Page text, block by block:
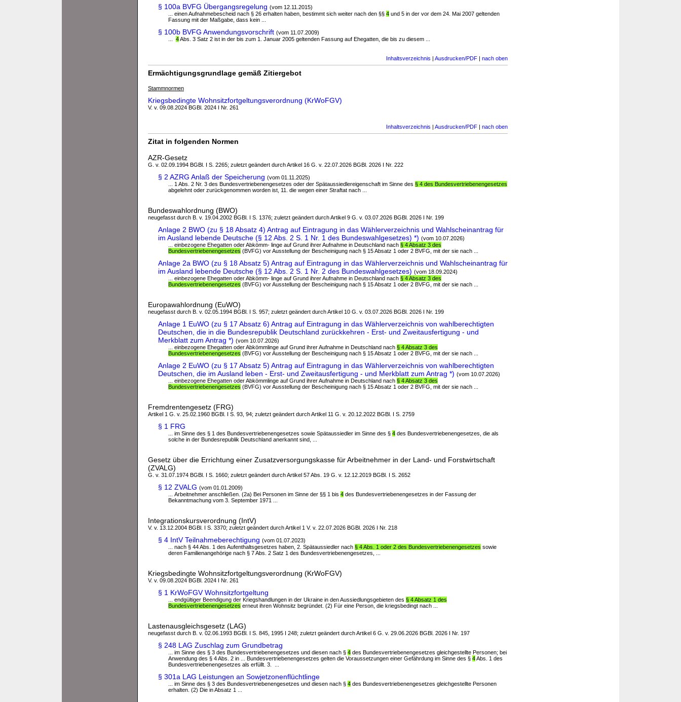
§ 100a BVFG Übergangsregelung (vom 12.11.2015)
... einen Aufnahmebescheid nach § 26 erhalten haben, bestimmt sich weiter nach den §§ 4 und 5 in der vor dem 24. Mai 2007 geltenden
Fassung mit der Maßgabe, dass kein ...
§ 100b BVFG Anwendungsvorschrift (vom 11.07.2009)
4Abs. 3 Satz 2 ist in der bis zum 1. Januar 2005 geltenden Fassung auf Ehegatten, die bis zu diesem ...
Inhaltsverzeichnis | Ausdrucken/PDF | nach oben
Ermächtigungsgrundlage gemäß Zitiergebot
Stammnormen
Kriegsbedingte Wohnsitzfortgeltungsverordnung (KrWoFGV)
V. v. 09.08.2024 BGBl. 2024 I Nr. 261
Inhaltsverzeichnis | Ausdrucken/PDF | nach oben
Zitat in folgenden Normen
AZR-Gesetz
G. v. 02.09.1994 BGBl. I S. 2265; zuletzt geändert durch Artikel 16 G. v. 22.07.2026 BGBl. 2026 I Nr. 222
§ 2 AZRG Anlaß der Speicherung (vom 01.11.2025)
... 1 Abs. 2 Nr. 3 des Bundesvertriebenengesetzes oder der Spätaussiedlereigenschaft im Sinne des § 4 des Bundesvertriebenengesetzes
abgelehnt oder zurückgenommen worden ist, 11. die wegen einer Straftat nach ...
Bundeswahlordnung (BWO)
neugefasst durch B. v. 19.04.2002 BGBl. I S. 1376; zuletzt geändert durch Artikel 9 G. v. 03.07.2026 BGBl. 2026 I Nr. 199
Anlage 2 BWO (zu § 18 Absatz 4) Antrag auf Eintragung in das Wählerverzeichnis und Wahlscheinantrag für
im Ausland lebende Deutsche (§ 12 Abs. 2 S. 1 Nr. 1 des Bundeswahlgesetzes) *) (vom 10.07.2026)
... einbezogene Ehegatten oder Abkömm- linge auf Grund ihrer Aufnahme in Deutschland nach § 4 Absatz 3 des
Bundesvertriebenengesetzes (BVFG) vor Ausstellung der Bescheinigung nach § 15 Absatz 1 oder 2 BVFG, mit der sie nach ...
Anlage 2a BWO (zu § 18 Absatz 5) Antrag auf Eintragung in das Wählerverzeichnis und Wahlscheinantrag für
im Ausland lebende Deutsche (§ 12 Abs. 2 S. 1 Nr. 2 des Bundeswahlgesetzes) (vom 18.09.2024)
... einbezogene Ehegatten oder Abkömm- linge auf Grund ihrer Aufnahme in Deutschland nach § 4 Absatz 3 des
Bundesvertriebenengesetzes (BVFG) vor Ausstellung der Bescheinigung nach § 15 Absatz 1 oder 2 BVFG, mit der sie nach ...
Europawahlordnung (EuWO)
neugefasst durch B. v. 02.05.1994 BGBl. I S. 957; zuletzt geändert durch Artikel 10 G. v. 03.07.2026 BGBl. 2026 I Nr. 199
Anlage 1 EuWO (zu § 17 Absatz 6) Antrag auf Eintragung in das Wählerverzeichnis von wahlberechtigten
Deutschen, die in die Bundesrepublik Deutschland zurückkehren - Erst- und Zweitausfertigung - und
Merkblatt zum Antrag *) (vom 10.07.2026)
... einbezogene Ehegatten oder Abkömmlinge auf Grund ihrer Aufnahme in Deutschland nach § 4 Absatz 3 des
Bundesvertriebenengesetzes (BVFG) vor Ausstellung der Bescheinigung nach § 15 Absatz 1 oder 2 BVFG, mit der sie nach ...
Anlage 2 EuWO (zu § 17 Absatz 5) Antrag auf Eintragung in das Wählerverzeichnis von wahlberechtigten
Deutschen, die im Ausland leben - Erst- und Zweitausfertigung - und Merkblatt zum Antrag *) (vom 10.07.2026)
... einbezogene Ehegatten oder Abkömmlinge auf Grund ihrer Aufnahme in Deutschland nach § 4 Absatz 3 des
Bundesvertriebenengesetzes (BVFG) vor Ausstellung der Bescheinigung nach § 15 Absatz 1 oder 2 BVFG, mit der sie nach ...
Fremdrentengesetz (FRG)
Artikel 1 G. v. 25.02.1960 BGBl. I S. 93, 94; zuletzt geändert durch Artikel 11 G. v. 20.12.2022 BGBl. I S. 2759
§ 1 FRG
... im Sinne des § 1 des Bundesvertriebenengesetzes sowie Spätaussiedler im Sinne des § 4 des Bundesvertriebenengesetzes, die als
solche in der Bundesrepublik Deutschland anerkannt sind, ...
Gesetz über die Errichtung einer Zusatzversorgungskasse für Arbeitnehmer in der Land- und Forstwirtschaft
(ZVALG)
G. v. 31.07.1974 BGBl. I S. 1660; zuletzt geändert durch Artikel 57 Abs. 19 G. v. 12.12.2019 BGBl. I S. 2652
§ 12 ZVALG (vom 01.01.2009)
... Arbeitnehmer anschließen. (2a) Bei Personen im Sinne der §§ 1 bis 4 des Bundesvertriebenengesetzes in der Fassung der
Bekanntmachung vom 3. September 1971 ...
Integrationskursverordnung (IntV)
V. v. 13.12.2004 BGBl. I S. 3370; zuletzt geändert durch Artikel 1 V. v. 22.07.2026 BGBl. 2026 I Nr. 218
§ 4 IntV Teilnahmeberechtigung (vom 01.07.2023)
... nach § 44 Abs. 1 des Aufenthaltsgesetzes haben, 2. Spätaussiedler nach § 4 Abs. 1 oder 2 des Bundesvertriebenengesetzes sowie
deren Familienangehörige nach § 7 Abs. 2 Satz 1 des Bundesvertriebenengesetzes, ...
Kriegsbedingte Wohnsitzfortgeltungsverordnung (KrWoFGV)
V. v. 09.08.2024 BGBl. 2024 I Nr. 261
§ 1 KrWoFGV Wohnsitzfortgeltung
... endgültiger Beendigung der Kriegshandlungen in der Ukraine in den Aussiedlungsgebieten des § 4 Absatz 1 des
Bundesvertriebenengesetzes erneut ihren Wohnsitz begründet. (2) Für eine Person, die kriegsbedingt nach ...
Lastenausgleichsgesetz (LAG)
neugefasst durch B. v. 02.06.1993 BGBl. I S. 845, 1995 I 248; zuletzt geändert durch Artikel 6 G. v. 29.06.2026 BGBl. 2026 I Nr. 197
§ 248 LAG Zuschlag zum Grundbetrag
... im Sinne des § 3 des Bundesvertriebenengesetzes und diesen nach § 4 des Bundesvertriebenengesetzes gleichgestellte Personen; bei
Anwendung des § 4 Abs. 2 in ... Bundesvertriebenengesetzes gelten die Voraussetzungen einer Gefährdung im Sinne des § 4Abs. 1 des
Bundesvertriebenengesetzes als erfüllt. 3. ...
§ 301a LAG Leistungen an Sowjetzonenflüchtlinge
... im Sinne des § 3 des Bundesvertriebenengesetzes und diesen nach § 4 des Bundesvertriebenengesetzes gleichgestellte Personen
erhalten. (2) Die in Absatz 1 ...